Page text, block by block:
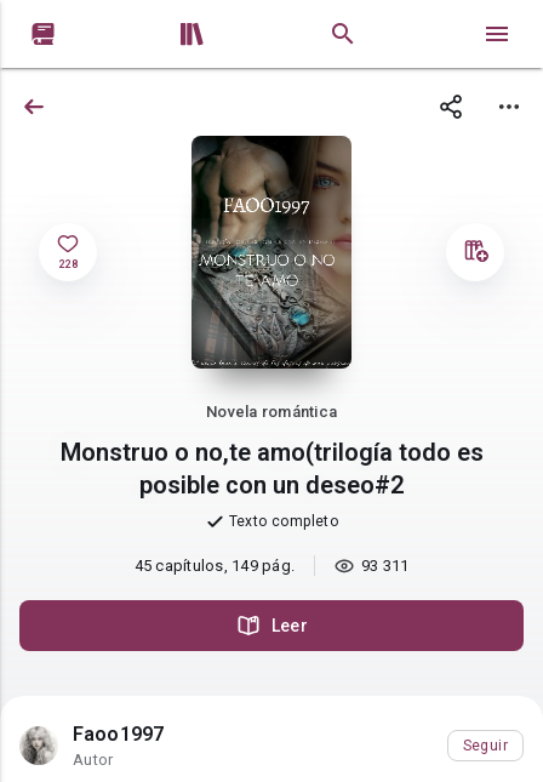
 
228
Novela romántica
Monstruo o no,te amo(trilogía todo es
posible con un deseo#2
Texto completo
45 capítulos, 149 pág. 93 311
Leer
Faoo1997
Autor
Seguir